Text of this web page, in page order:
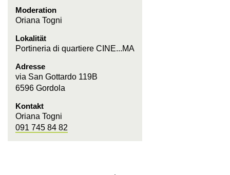
Moderation
Oriana Togni
Lokalität
Portineria di quartiere CINE...MA
Adresse
via San Gottardo 119B
6596 Gordola
Kontakt
Oriana Togni
091 745 84 82